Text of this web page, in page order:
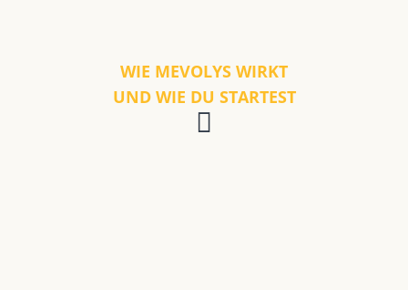
WIE MEVOLYS WIRKT
UND WIE DU STARTEST